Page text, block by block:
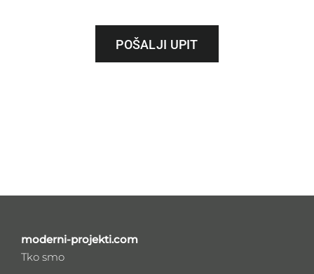
POŠALJI UPIT
moderni-projekti.com
Tko smo